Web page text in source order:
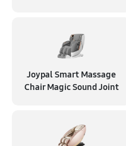
Joypal Smart Massage
Chair Magic Sound Joint